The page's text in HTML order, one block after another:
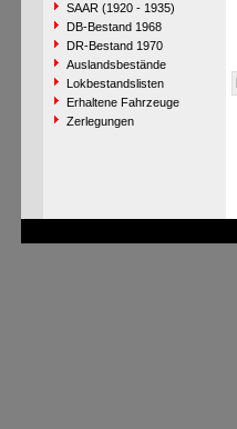
SAAR (1920 - 1935)
DB-Bestand 1968
DR-Bestand 1970
Auslandsbestände
Lokbestandslisten
Erhaltene Fahrzeuge
Zerlegungen